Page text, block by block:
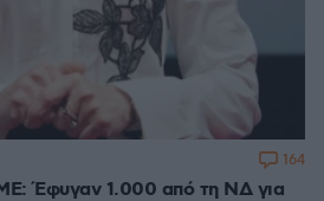
Έφυγαν 1.000 από τη ΝΔ για
164